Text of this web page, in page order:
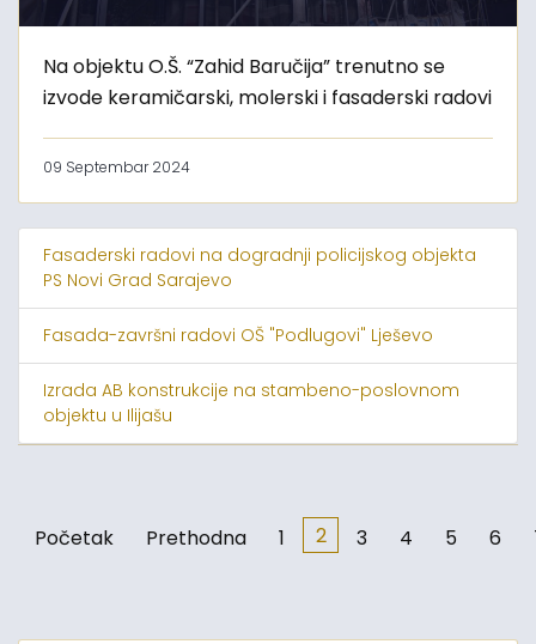
Na objektu O.Š. “Zahid Baručija” trenutno se
izvode keramičarski, molerski i fasaderski radovi
09 Septembar 2024
Fasaderski radovi na dogradnji policijskog objekta
PS Novi Grad Sarajevo
Fasada-završni radovi OŠ "Podlugovi" Lješevo
Izrada AB konstrukcije na stambeno-poslovnom
objektu u Ilijašu
Početak Prethodna 1 2 3 4 5 6